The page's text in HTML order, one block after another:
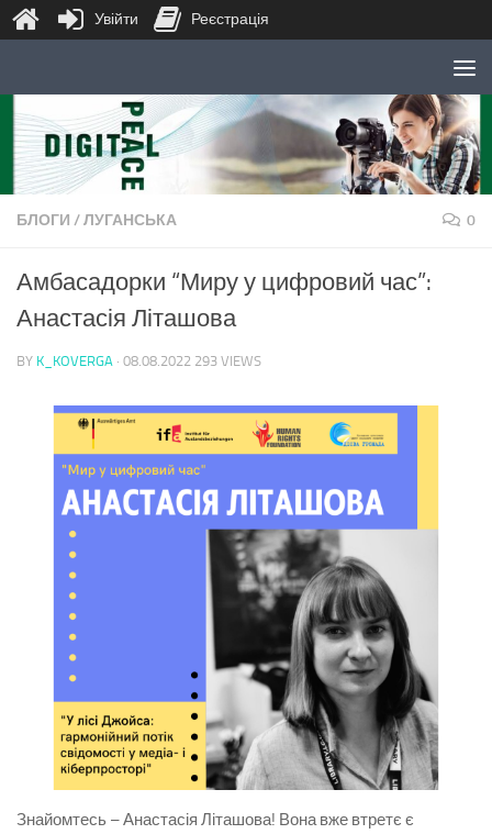
Skip to content
БЛОГИ /ЛУГАНСЬКА 0
Амбасадорки “Миру у цифровий час”:
Анастасія Літашова
BY K_KOVERGA · 08.08.2022 293 VIEWS
Знайомтесь – Анастасія Літашова! Вона вже втретє є
Увійти Реєстрація